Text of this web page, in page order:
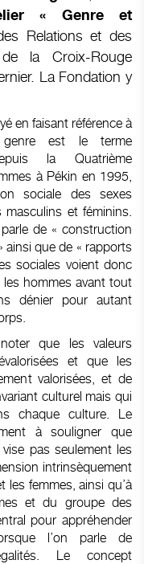
« Genre et
Relations et des
de la Croix-Rouge
La Fondation y
en faisant référence à
genre est le terme
la Quatrième
à Pékin en 1995,
sociale des sexes
et féminins.
de « construction
ainsi que de « rapports
sociales voient donc
hommes avant tout
dénier pour autant
que les valeurs
et que les
valorisées, et de
culturel mais qui
chaque culture. Le
à souligner que
pas seulement les
intrinsèquement
les femmes, ainsi qu’à
et du groupe des
pour appréhender
l’on parle de
Le concept